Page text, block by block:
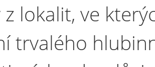
lokalit, ve
trvalého